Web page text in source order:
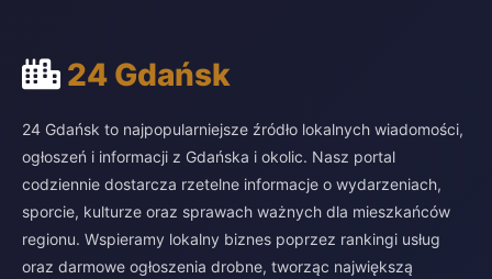
24 Gdańsk
24 Gdańsk to najpopularniejsze źródło lokalnych wiadomości,
ogłoszeń i informacji z Gdańska i okolic. Nasz portal
codziennie dostarcza rzetelne informacje o wydarzeniach,
sporcie, kulturze oraz sprawach ważnych dla mieszkańców
regionu. Wspieramy lokalny biznes poprzez rankingi usług
oraz darmowe ogłoszenia drobne, tworząc największą